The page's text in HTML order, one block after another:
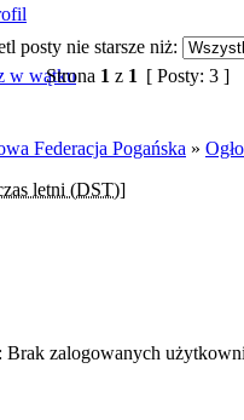
posty nie starsze niż:
Strona 1 z 1 [ Posty: 3 ]
Federacja Pogańska »
letni (DST)]
Brak zalogowanych